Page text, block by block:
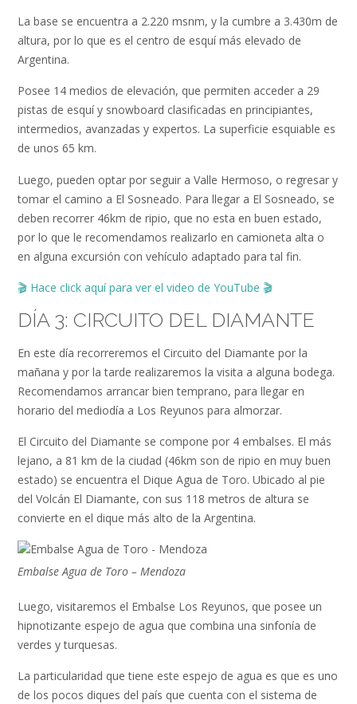
La base se encuentra a 2.220 msnm, y la cumbre a 3.430m de
altura, por lo que es el centro de esquí más elevado de
Argentina.
Posee 14 medios de elevación, que permiten acceder a 29
pistas de esquí y snowboard clasificadas en principiantes,
intermedios, avanzadas y expertos. La superficie esquiable es
de unos 65 km.
Luego, pueden optar por seguir a Valle Hermoso, o regresar y
tomar el camino a El Sosneado. Para llegar a El Sosneado, se
deben recorrer 46km de ripio, que no esta en buen estado,
por lo que le recomendamos realizarlo en camioneta alta o
en alguna excursión con vehículo adaptado para tal fin.
🎬 Hace click aquí para ver el video de YouTube 🎬
DÍA 3: CIRCUITO DEL DIAMANTE
En este día recorreremos el Circuito del Diamante por la
mañana y por la tarde realizaremos la visita a alguna bodega.
Recomendamos arrancar bien temprano, para llegar en
horario del mediodía a Los Reyunos para almorzar.
El Circuito del Diamante se compone por 4 embalses. El más
lejano, a 81 km de la ciudad (46km son de ripio en muy buen
estado) se encuentra el Dique Agua de Toro. Ubicado al pie
del Volcán El Diamante, con sus 118 metros de altura se
convierte en el dique más alto de la Argentina.
Embalse Agua de Toro – Mendoza
Luego, visitaremos el Embalse Los Reyunos, que posee un
hipnotizante espejo de agua que combina una sinfonía de
verdes y turquesas.
La particularidad que tiene este espejo de agua es que es uno
de los pocos diques del país que cuenta con el sistema de